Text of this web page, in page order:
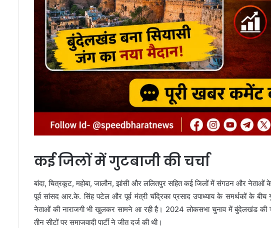
कई जिलों में गुटबाजी की चर्चा
बांदा, चित्रकूट, महोबा, जालौन, झांसी और ललितपुर सहित कई जिलों में संगठन और नेताओं
पूर्व सांसद आर.के. सिंह पटेल और पूर्व मंत्री चंद्रिका प्रसाद उपाध्याय के समर्थकों के
नेताओं की नाराजगी भी खुलकर सामने आ रही है। 2024 लोकसभा चुनाव में बुंदेलखंड की
तीन सीटों पर समाजवादी पार्टी ने जीत दर्ज की थी।